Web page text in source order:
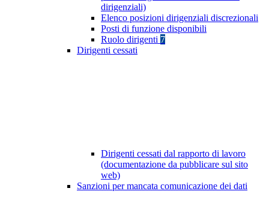
dirigenziali)
Elenco posizioni dirigenziali discrezionali
Posti di funzione disponibili
Ruolo dirigenti 7
Dirigenti cessati
Dirigenti cessati dal rapporto di lavoro
(documentazione da pubblicare sul sito
web)
Sanzioni per mancata comunicazione dei dati